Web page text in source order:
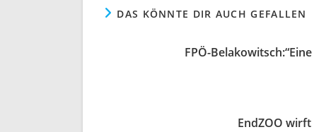
DAS KÖNNTE DIR AUCH GEFALLEN
FPÖ-
EndZOO